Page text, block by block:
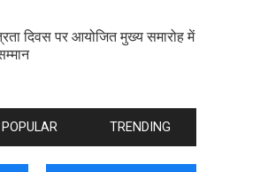
दिवस पर आयोजित मुख्य समारोह में
POPULAR TRENDING